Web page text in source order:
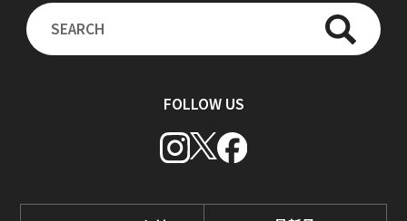
FOLLOW US